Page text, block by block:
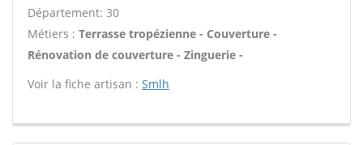
Département: 30
Métiers : Terrasse tropézienne - Couverture -
Rénovation de couverture - Zinguerie -
Voir la fiche artisan : Smlh